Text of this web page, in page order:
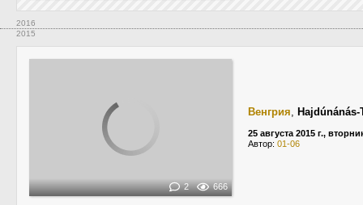
2016
2015
2 666
Венгрия, Hajdúnánás-
25 августа 2015 г.,
Автор: 01-06